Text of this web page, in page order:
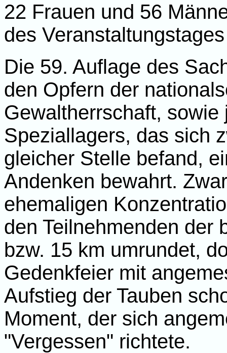
22 Frauen und 56
des
Die 59. Auflage des
den Opfern der
Gewaltherrschaft,
Speziallagers, das sich
gleicher Stelle befand,
Andenken bewahrt.
ehemaligen
den Teilnehmenden der
bzw. 15 km umrundet,
Gedenkfeier mit
Aufstieg der Tauben
Moment, der sich
"Vergessen" richtete.